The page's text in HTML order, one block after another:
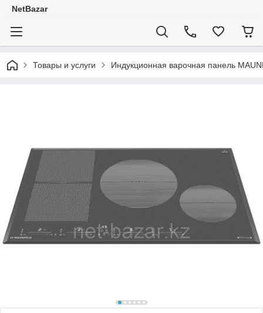
NetBazar
Товары и услуги Индукционная варочная панель